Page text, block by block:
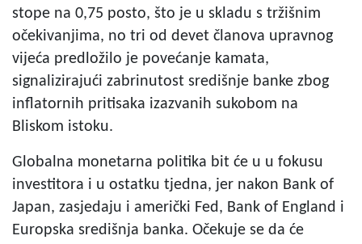
stope na 0,75 posto, što je u skladu s tržišnim
očekivanjima, no tri od devet članova upravnog
vijeća predložilo je povećanje kamata,
signalizirajući zabrinutost središnje banke zbog
inflatornih pritisaka izazvanih sukobom na
Bliskom istoku.
Globalna monetarna politika bit će u u fokusu
investitora i u ostatku tjedna, jer nakon Bank of
Japan, zasjedaju i američki Fed, Bank of England i
Europska središnja banka. Očekuje se da će